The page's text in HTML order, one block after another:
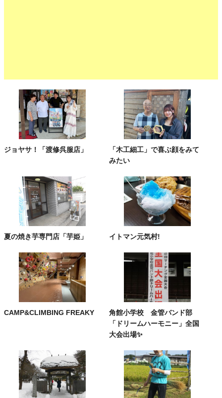
ジョヤサ！「渡修呉服店」
「木工細工」で喜ぶ顔をみて
みたい
夏の焼き芋専門店「芋姫」 イトマン元気村!
CAMP&CLIMBING FREAKY
角館小学校 金管バンド部
「ドリームハーモニー」全国
大会出場✨